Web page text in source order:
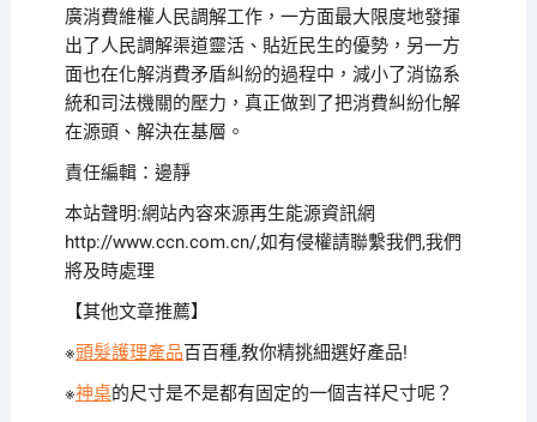
廣消費維權人民調解工作，一方面最大限度地發揮
出了人民調解渠道靈活、貼近民生的優勢，另一方
面也在化解消費矛盾糾紛的過程中，減小了消協系
統和司法機關的壓力，真正做到了把消費糾紛化解
在源頭、解決在基層。
責任編輯：邊靜
本站聲明:網站內容來源再生能源資訊網
http://www.ccn.com.cn/,如有侵權請聯繫我們,我們
將及時處理
【其他文章推薦】
※頭髮護理產品百百種,教你精挑細選好產品!
※神桌的尺寸是不是都有固定的一個吉祥尺寸呢？